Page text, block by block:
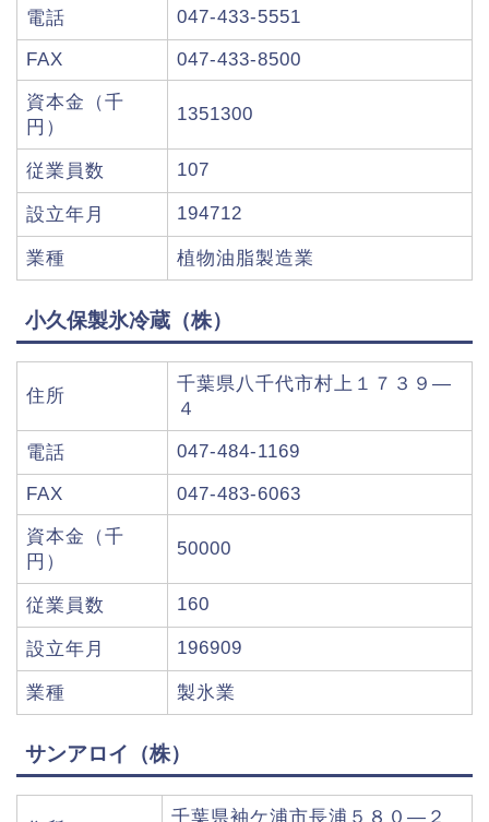
電話 047-433-5551
FAX 047-433-8500
資本金（千
円）
1351300
従業員数 107
設立年月 194712
業種 植物油脂製造業
小久保製氷冷蔵（株）
住所
千葉県八千代市村上１７３９―
４
電話 047-484-1169
FAX 047-483-6063
資本金（千
円）
50000
従業員数 160
設立年月 196909
業種 製氷業
サンアロイ（株）
千葉県袖ケ浦市長浦５８０―２